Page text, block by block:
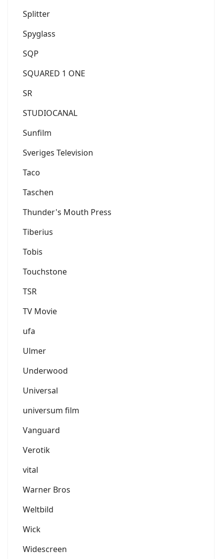
Splitter
Spyglass
SQP
SQUARED 1 ONE
SR
STUDIOCANAL
Sunfilm
Sveriges Television
Taco
Taschen
Thunder's Mouth Press
Tiberius
Tobis
Touchstone
TSR
TV Movie
ufa
Ulmer
Underwood
Universal
universum film
Vanguard
Verotik
vital
Warner Bros
Weltbild
Wick
Widescreen